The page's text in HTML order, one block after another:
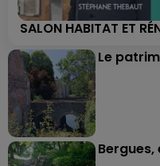
SALON HABITAT ET
Le